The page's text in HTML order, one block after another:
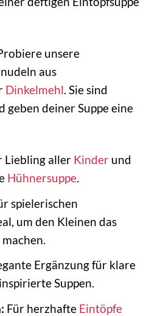
unsere
aus
Dinkelmehl. Sie sind
geben deiner Suppe eine
Liebling aller Kinder und
Hühnersuppe.
spielerischen
um den Kleinen das
Ergänzung für klare
inspirierte Suppen.
Für herzhafte Eintöpfe